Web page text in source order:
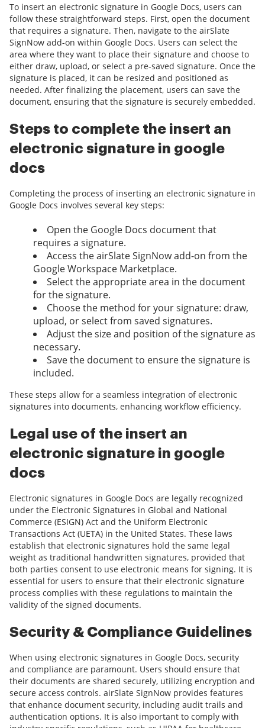
To insert an electronic signature in Google Docs, users can
follow these straightforward steps. First, open the document
that requires a signature. Then, navigate to the airSlate
SignNow add-on within Google Docs. Users can select the
area where they want to place their signature and choose to
either draw, upload, or select a pre-saved signature. Once the
signature is placed, it can be resized and positioned as
needed. After finalizing the placement, users can save the
document, ensuring that the signature is securely embedded.
Steps to complete the insert an
electronic signature in google
docs
Completing the process of inserting an electronic signature in
Google Docs involves several key steps:
Open the Google Docs document that
requires a signature.
Access the airSlate SignNow add-on from the
Google Workspace Marketplace.
Select the appropriate area in the document
for the signature.
Choose the method for your signature: draw,
upload, or select from saved signatures.
Adjust the size and position of the signature as
necessary.
Save the document to ensure the signature is
included.
These steps allow for a seamless integration of electronic
signatures into documents, enhancing workflow efficiency.
Legal use of the insert an
electronic signature in google
docs
Electronic signatures in Google Docs are legally recognized
under the Electronic Signatures in Global and National
Commerce (ESIGN) Act and the Uniform Electronic
Transactions Act (UETA) in the United States. These laws
establish that electronic signatures hold the same legal
weight as traditional handwritten signatures, provided that
both parties consent to use electronic means for signing. It is
essential for users to ensure that their electronic signature
process complies with these regulations to maintain the
validity of the signed documents.
Security & Compliance Guidelines
When using electronic signatures in Google Docs, security
and compliance are paramount. Users should ensure that
their documents are shared securely, utilizing encryption and
secure access controls. airSlate SignNow provides features
that enhance document security, including audit trails and
authentication options. It is also important to comply with